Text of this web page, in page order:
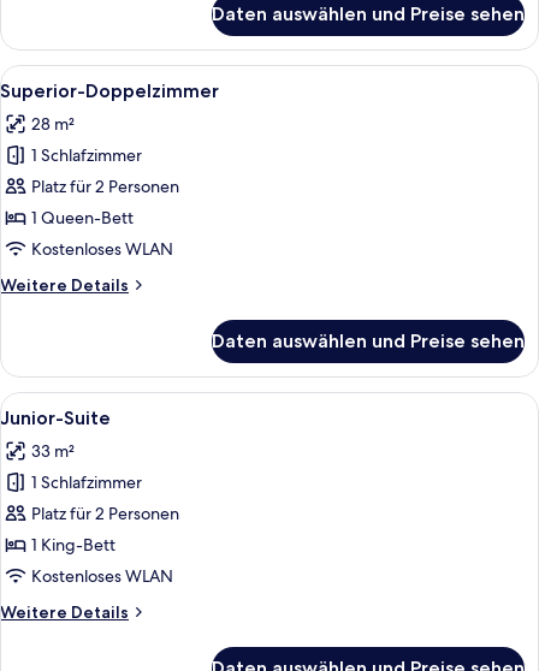
Doppel-
oder
-
Zweibettzimmer
Daten auswählen und Preise sehen
Alle
Fotos
für
Superior-
Doppelzimmer
anzeigen
Ein Hotelzimmer mit einem großen
6
Superior-Doppelzimmer
28 m²
1 Schlafzimmer
Platz für 2 Personen
1 Queen-Bett
Kostenloses WLAN
Weitere Details
Weitere
Doppelzimmer
Daten auswählen und Preise sehen
Alle
Fotos
für
Junior-
Suite
anzeigen
Ein modernes Schlafzimmer mit
5
Junior-Suite
33 m²
1 Schlafzimmer
Platz für 2 Personen
1 King-Bett
Kostenloses WLAN
Weitere Details
Weitere